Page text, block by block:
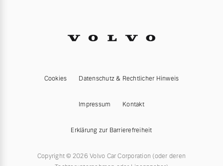
Cookies Datenschutz & Rechtlicher Hinweis
Impressum Kontakt
Erklärung zur Barrierefreiheit
Copyright © 2026 Volvo Car Corporation (oder deren